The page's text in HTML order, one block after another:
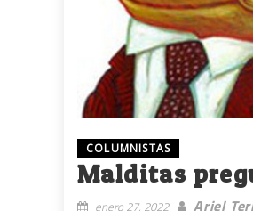
COLUMNISTAS
Malditas
enero 27, 2022 Ariel